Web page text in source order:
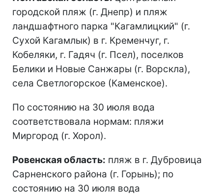
городской пляж (г. Днепр) и пляж
ландшафтного парка "Кагамлицкий" (г.
Сухой Кагамлык) в г. Кременчуг, г.
Кобеляки, г. Гадяч (г. Псел), поселков
Белики и Новые Санжары (г. Ворскла),
села Светлогорское (Каменское).
По состоянию на 30 июля вода
соответствовала нормам: пляжи
Миргород (г. Хорол).
Ровенская область: пляж в г. Дубровица
Сарненского района (г. Горынь); по
состоянию на 30 июля вода